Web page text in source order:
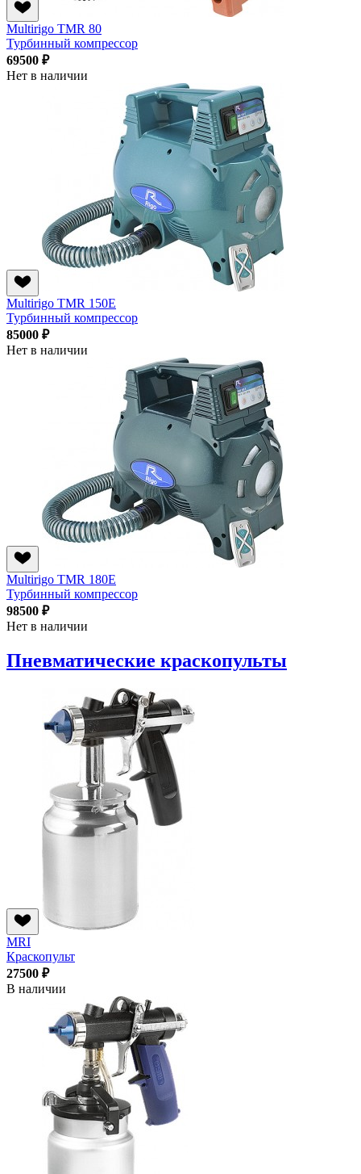
Multirigo TMR 80
Турбинный компрессор
69500 ₽
Нет в наличии
Multirigo TMR 150E
Турбинный компрессор
85000 ₽
Нет в наличии
Multirigo TMR 180E
Турбинный компрессор
98500 ₽
Нет в наличии
Пневматические краскопульты
MRI
Краскопульт
27500 ₽
В наличии